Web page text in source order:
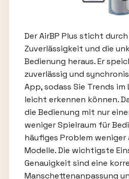
Der AirBP Plus sticht
Zuverlässigkeit und die
Bedienung heraus. Er
zuverlässig und
App, sodass Sie Trends
leicht erkennen können.
die Bedienung mit nur
weniger Spielraum für
häufiges Problem
Modelle. Die wichtigste
Genauigkeit sind eine
Manschettenanpassung